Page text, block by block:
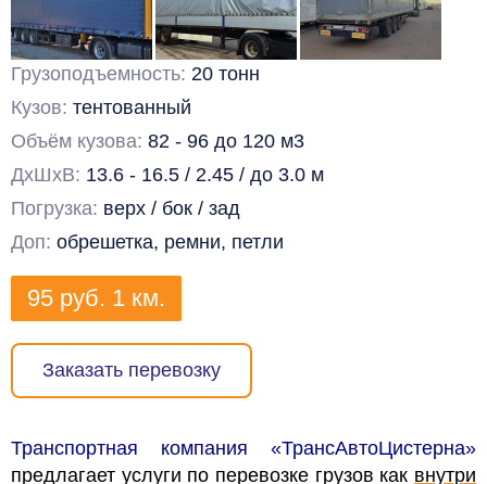
Грузоподъемность: 20 тонн
Кузов: тентованный
Объём кузова: 82 - 96 до 120 м3
ДхШхВ: 13.6 - 16.5 / 2.45 / до 3.0 м
Погрузка: верх / бок / зад
Доп: обрешетка, ремни, петли
95 руб. 1 км.
Заказать перевозку
Транспортная компания «ТрансАвтоЦистерна»
предлагает услуги по перевозке грузов как внутри